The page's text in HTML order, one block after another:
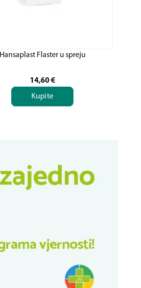
Hansaplast Flaster u spreju
14,60 €
Kupite